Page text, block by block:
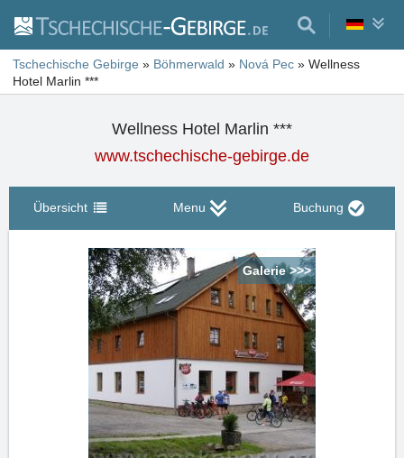
Tschechische Gebirge » Böhmerwald » Nová Pec » Wellness
Hotel Marlin ***
Wellness Hotel Marlin ***
www.tschechische-gebirge.de
Übersicht Menu Buchung
Galerie >>>